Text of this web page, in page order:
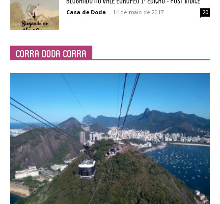
Casa de Doda - 14 de maio de 2017 20
Corra Doda Corra